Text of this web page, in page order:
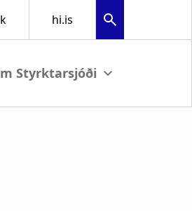
View submenu